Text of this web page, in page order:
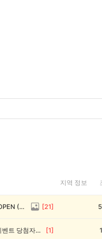
지역 정보
전원 1,000캐시! 🥳 우리 동네 썰전 14회차 OPEN (~8/17) [21]
💰[당첨자 발표] 26회차 우리 동네 정보왕 이벤트 당첨자를 발표합니다! [1]